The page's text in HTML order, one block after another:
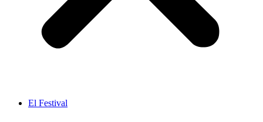
El Festival